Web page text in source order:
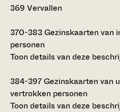
369 Vervallen
370-383Gezinskaarten van
personen
Toon details van deze
384-397Gezinskaarten van
vertrokken personen
Toon details van deze